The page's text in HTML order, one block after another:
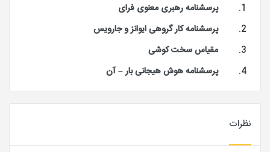
پرسشنامه رهبری معنوی فرای
پرسشنامه کار گروهی ایوانز و جارویس
مقیاس سخت کوشی
پرسشنامه هوش هیجانی بار – آن
نظرات